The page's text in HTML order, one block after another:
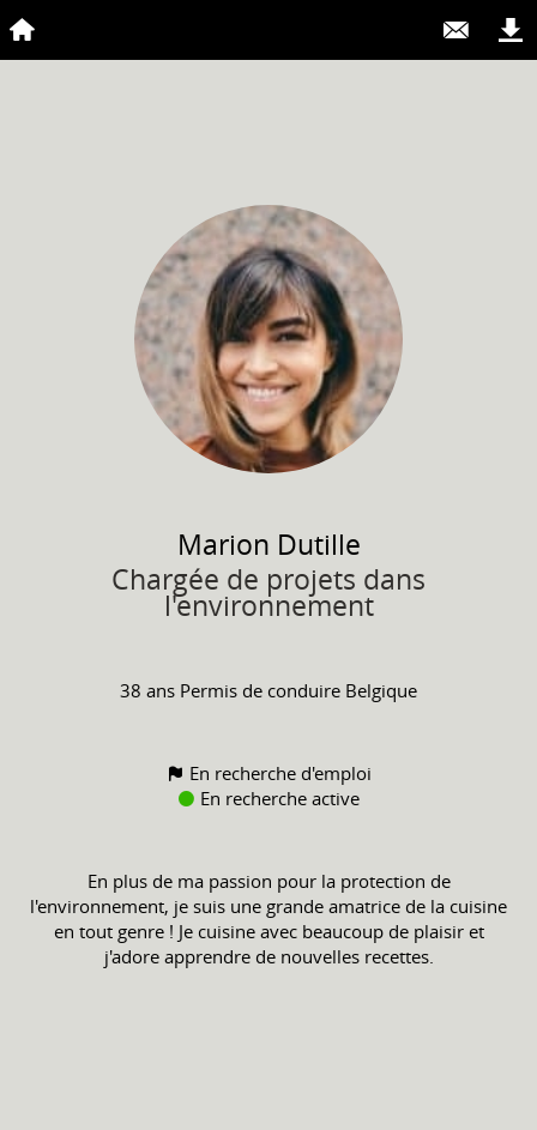
Marion Dutille
Chargée de projets dans
l'environnement
38 ans Permis de conduire Belgique
En recherche d'emploi
En recherche active
En plus de ma passion pour la protection de
l'environnement, je suis une grande amatrice de la cuisine
en tout genre ! Je cuisine avec beaucoup de plaisir et
j'adore apprendre de nouvelles recettes.